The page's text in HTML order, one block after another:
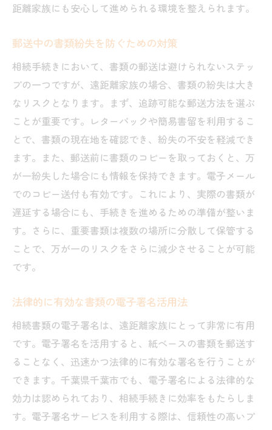
距離家族にも安心して進められる環境を整えられます。
郵送中の書類紛失を防ぐための対策
相続手続きにおいて、書類の郵送は避けられないステッ
プの一つですが、遠距離家族の場合、書類の紛失は大き
なリスクとなります。まず、追跡可能な郵送方法を選ぶ
ことが重要です。レターパックや簡易書留を利用するこ
とで、書類の現在地を確認でき、紛失の不安を軽減でき
ます。また、郵送前に書類のコピーを取っておくと、万
が一紛失した場合にも情報を保持できます。電子メール
でのコピー送付も有効です。これにより、実際の書類が
遅延する場合にも、手続きを進めるための準備が整いま
す。さらに、重要書類は複数の場所に分散して保管する
ことで、万が一のリスクをさらに減少させることが可能
です。
法律的に有効な書類の電子署名活用法
相続書類の電子署名は、遠距離家族にとって非常に有用
です。電子署名を活用すると、紙ベースの書類を郵送す
ることなく、迅速かつ法律的に有効な署名を行うことが
できます。千葉県千葉市でも、電子署名による法律的な
効力は認められており、相続手続きに効率をもたらしま
す。電子署名サービスを利用する際は、信頼性の高いプ